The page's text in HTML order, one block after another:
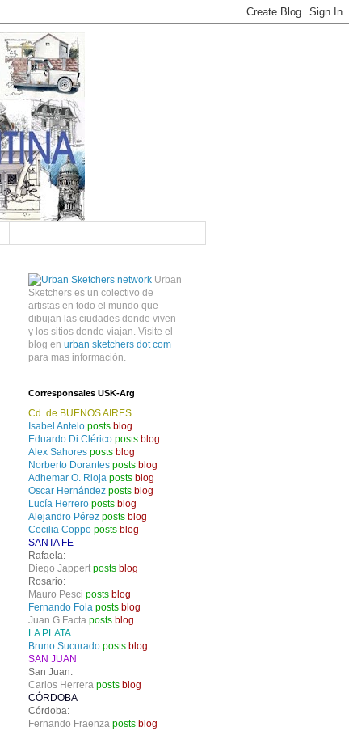
Urban
Sketchers es un colectivo de
artistas en todo el mundo que
dibujan las ciudades donde viven
y los sitios donde viajan. Visite el
blog en urban sketchers dot com
para mas información.
Corresponsales USK-Arg
Cd. de BUENOS AIRES
Isabel Antelo posts blog
Eduardo Di Clérico posts blog
Alex Sahores posts blog
Norberto Dorantes posts blog
Adhemar O. Rioja posts blog
Oscar Hernández posts blog
Lucía Herrero posts blog
Alejandro Pérez posts blog
Cecilia Coppo posts blog
SANTA FE
Rafaela:
Diego Jappert posts blog
Rosario:
Mauro Pesci posts blog
Fernando Fola posts blog
Juan G Facta posts blog
LA PLATA
Bruno Sucurado posts blog
SAN JUAN
San Juan:
Carlos Herrera posts blog
CÓRDOBA
Córdoba:
Fernando Fraenza posts blog